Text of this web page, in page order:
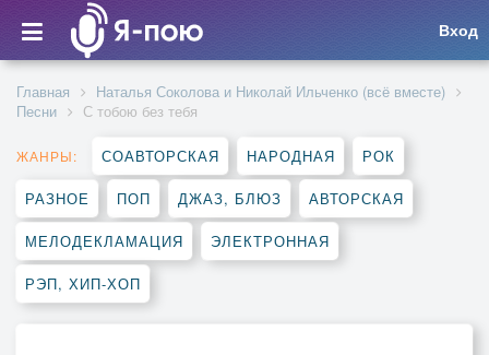
Вход
Главная
Наталья Соколова и Николай Ильченко (всё вместе)
Песни
С тобою без тебя
ЖАНРЫ: СОАВТОРСКАЯ НАРОДНАЯ РОК
РАЗНОЕ ПОП ДЖАЗ, БЛЮЗ АВТОРСКАЯ
МЕЛОДЕКЛАМАЦИЯ ЭЛЕКТРОННАЯ
РЭП, ХИП-ХОП